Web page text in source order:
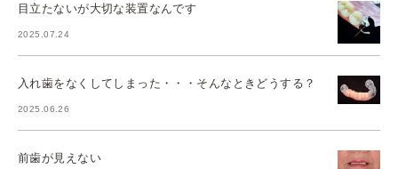
目立たないが大切な装置なんです
2025.07.24
入れ歯をなくしてしまった・・・そんなときどうする？
2025.06.26
前歯が見えない